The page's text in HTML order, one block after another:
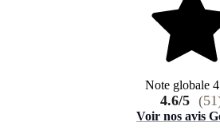
Note globale
4.6/5
Voir nos avis